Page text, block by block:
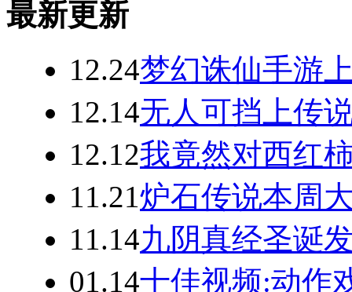
最新更新
12.24梦幻诛仙手游
12.14无人可挡上传
12.12我竟然对西红
11.21炉石传说本周
11.14九阴真经圣诞
01.14十佳视频:动作